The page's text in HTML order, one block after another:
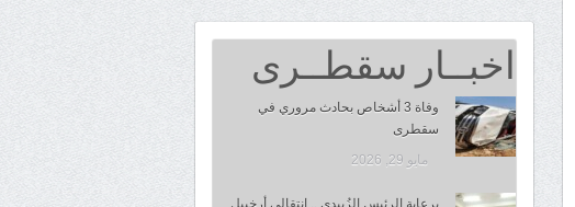
اخبــار سقطــرى
وفاة 3 أشخاص بحادث مروري في
سقطرى
مايو 29, 2026
برعاية الرئيس الزُبيدي .. انتقالي أرخبيل